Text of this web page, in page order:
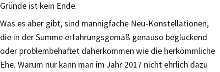
Gründe ist kein Ende.
Was es aber gibt, sind mannigfache Neu-Konstellationen,
die in der Summe erfahrungsgemäß genauso beglückend
oder problembehaftet daherkommen wie die herkömmliche
Ehe. Warum nur kann man im Jahr 2017 nicht ehrlich dazu